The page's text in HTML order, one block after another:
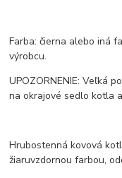
Farba: čierna alebo iná
výrobcu.
UPOZORNENIE: Veľká
na okrajové sedlo kotla
Hrubostenná kovová
žiaruvzdornou farbou,